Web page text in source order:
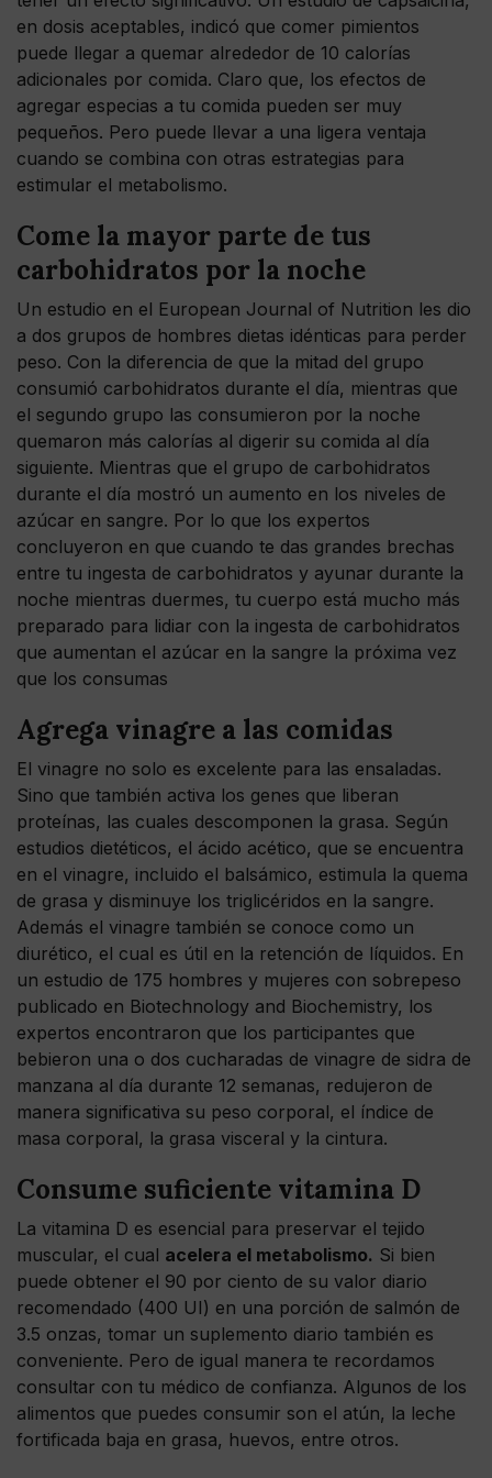
en dosis aceptables, indicó que comer pimientos
puede llegar a quemar alrededor de 10 calorías
adicionales por comida. Claro que, los efectos de
agregar especias a tu comida pueden ser muy
pequeños. Pero puede llevar a una ligera ventaja
cuando se combina con otras estrategias para
estimular el metabolismo.
Come la mayor parte de tus
carbohidratos por la noche
Un estudio en el European Journal of Nutrition les dio
a dos grupos de hombres dietas idénticas para perder
peso. Con la diferencia de que la mitad del grupo
consumió carbohidratos durante el día, mientras que
el segundo grupo las consumieron por la noche
quemaron más calorías al digerir su comida al día
siguiente. Mientras que el grupo de carbohidratos
durante el día mostró un aumento en los niveles de
azúcar en sangre. Por lo que los expertos
concluyeron en que cuando te das grandes brechas
entre tu ingesta de carbohidratos y ayunar durante la
noche mientras duermes, tu cuerpo está mucho más
preparado para lidiar con la ingesta de carbohidratos
que aumentan el azúcar en la sangre la próxima vez
que los consumas
Agrega vinagre a las comidas
El vinagre no solo es excelente para las ensaladas.
Sino que también activa los genes que liberan
proteínas, las cuales descomponen la grasa. Según
estudios dietéticos, el ácido acético, que se encuentra
en el vinagre, incluido el balsámico, estimula la quema
de grasa y disminuye los triglicéridos en la sangre.
Además el vinagre también se conoce como un
diurético, el cual es útil en la retención de líquidos. En
un estudio de 175 hombres y mujeres con sobrepeso
publicado en Biotechnology and Biochemistry, los
expertos encontraron que los participantes que
bebieron una o dos cucharadas de vinagre de sidra de
manzana al día durante 12 semanas, redujeron de
manera significativa su peso corporal, el índice de
masa corporal, la grasa visceral y la cintura.
Consume suficiente vitamina D
La vitamina D es esencial para preservar el tejido
muscular, el cual acelera el metabolismo. Si bien
puede obtener el 90 por ciento de su valor diario
recomendado (400 UI) en una porción de salmón de
3.5 onzas, tomar un suplemento diario también es
conveniente. Pero de igual manera te recordamos
consultar con tu médico de confianza. Algunos de los
alimentos que puedes consumir son el atún, la leche
fortificada baja en grasa, huevos, entre otros.